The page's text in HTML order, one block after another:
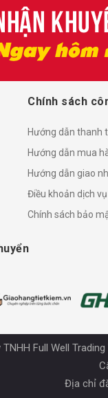
Chính sách
Hướng dẫn thanh
Hướng dẫn mua
Hướng dẫn giao
Điều khoản dịch vụ
Chính sách bảo
Full Well
Địa chỉ